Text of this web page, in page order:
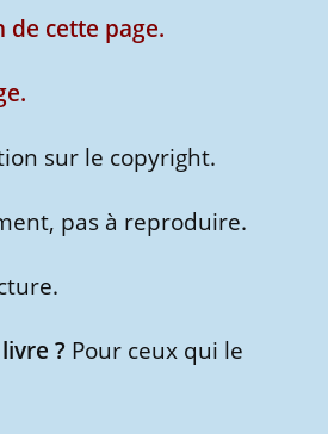
de cette page.
sur le copyright.
pas à reproduire.
? Pour ceux qui le